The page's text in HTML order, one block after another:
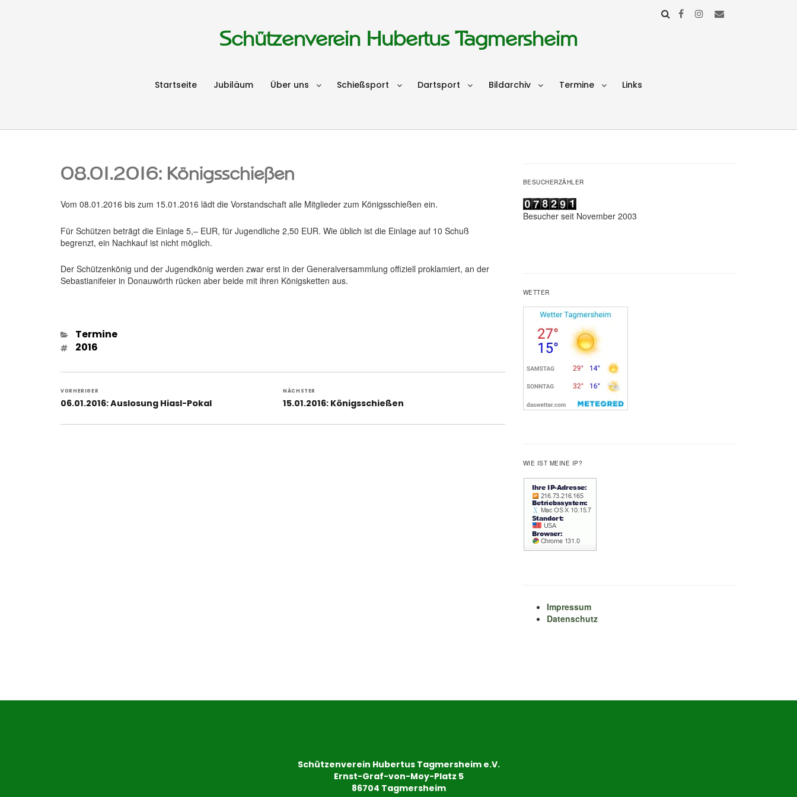
Schützenverein Hubertus Tagmersheim
Startseite Jubiläum Über uns Schießsport Dartsport Bildarchiv Termine Links
08.01.2016: Königsschießen
Vom 08.01.2016 bis zum 15.01.2016 lädt die Vorstandschaft alle Mitglieder zum Königsschießen ein.
Für Schützen beträgt die Einlage 5,– EUR, für Jugendliche 2,50 EUR. Wie üblich ist die Einlage auf 10 Schuß
begrenzt, ein Nachkauf ist nicht möglich.
Der Schützenkönig und der Jugendkönig werden zwar erst in der Generalversammlung offiziell proklamiert, an der
Sebastianifeier in Donauwörth rücken aber beide mit ihren Königsketten aus.
Kategorien
Termine
Schlagwörter
2016
VORHERIGER
Vorheriger
06.01.2016: Auslosung Hiasl-Pokal
NÄCHSTER
Nächster
15.01.2016: Königsschießen
BESUCHERZÄHLER
Besucher seit November 2003
WETTER
WIE IST MEINE IP?
Impressum
Datenschutz
Schützenverein Hubertus Tagmersheim e.V.
Ernst-Graf-von-Moy-Platz 5
86704 Tagmersheim